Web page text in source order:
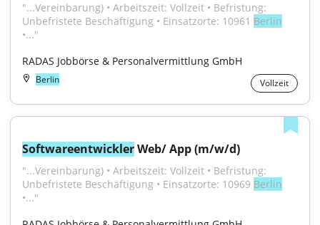
"...Vereinbarung) • Arbeitszeit: Vollzeit • Befristung:
Unbefristete Beschäftigung • Einsatzorte: 10961 Berlin
•..."
RADAS Jobbörse & Personalvermittlung GmbH
Berlin Vollzeit
Softwareentwickler Web/ App (m/w/d)
"...Vereinbarung) • Arbeitszeit: Vollzeit • Befristung:
Unbefristete Beschäftigung • Einsatzorte: 10969 Berlin
•..."